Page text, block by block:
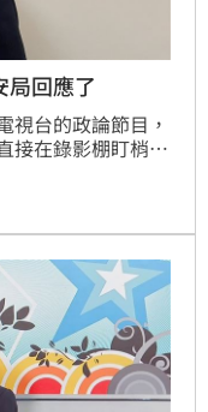
回應了
視台的政論節目，
接在錄影棚盯梢，
資訊提供給有關